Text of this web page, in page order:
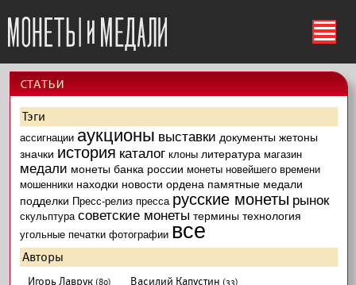
ś
cтатьи
Тэги
ассигнации аукционы выставки документы жетоны
значки история каталог клоны литература магазин
медали монеты банка россии монеты новейшего времени
мошенники находки новости ордена памятные медали
подделки
Пресс-релиз пресса русские монеты рынок
скульптура советские монеты термины технология
угольные печатки фотографии все
Авторы
Игорь Лаврук (80) Василий Капустин (33)